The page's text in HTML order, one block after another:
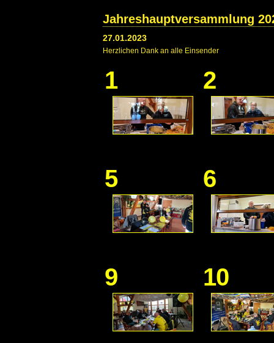
Jahreshauptversammlung
27.01.2023
Herzlichen Dank an alle Einsender
1 2
5 6
9 10